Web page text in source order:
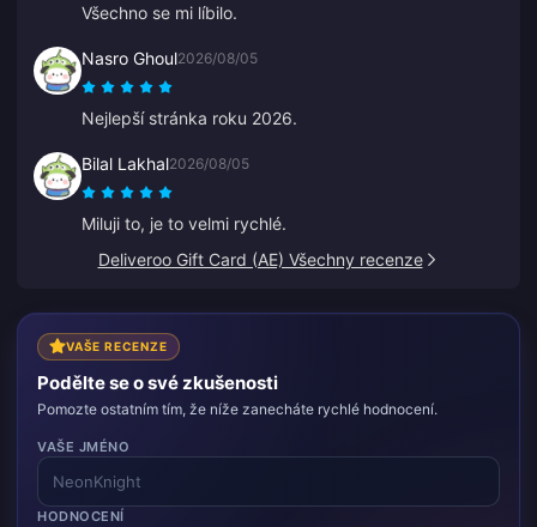
Všechno se mi líbilo.
Nasro Ghoul2026/08/05
Nejlepší stránka roku 2026.
Bilal Lakhal2026/08/05
Miluji to, je to velmi rychlé.
Deliveroo Gift Card (AE) Všechny recenze
VAŠE RECENZE
Podělte se o své zkušenosti
Pomozte ostatním tím, že níže zanecháte rychlé hodnocení.
VAŠE JMÉNO
HODNOCENÍ